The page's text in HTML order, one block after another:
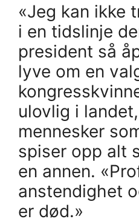
«Jeg kan ikke
i en tidslinje
president så
lyve om en
ulovlig i
mennesker
spiser opp alt
en annen.
anstendighet
er død.»